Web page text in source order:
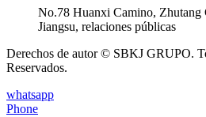
No.78 Huanxi Camino, Zhutang
Jiangsu, relaciones públicas
Derechos de autor © SBKJ GRUPO.
Reservados.
whatsapp
Phone